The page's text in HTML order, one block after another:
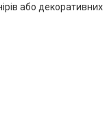
або декоративних